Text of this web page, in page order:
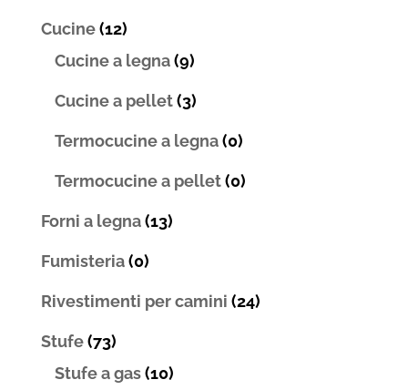
Cucine (12)
Cucine a legna (9)
Cucine a pellet (3)
Termocucine a legna (0)
Termocucine a pellet (0)
Forni a legna (13)
Fumisteria (0)
Rivestimenti per camini (24)
Stufe (73)
Stufe a gas (10)